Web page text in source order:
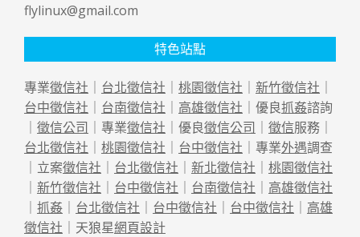
flylinux@gmail.com
特色站點
專業徵信社 ｜ 台北徵信社 ｜ 桃園徵信社 ｜ 新竹徵信社 ｜
台中徵信社 ｜ 台南徵信社 ｜ 高雄徵信社 ｜優良抓姦諮詢
｜ 徵信公司 ｜專業徵信社 ｜優良徵信公司 ｜ 徵信服務｜
台北徵信社 ｜ 桃園徵信社 ｜ 台中徵信社 ｜專業外遇調查
｜立案徵信社 ｜ 台北徵信社 ｜ 新北徵信社 ｜ 桃園徵信社
｜ 新竹徵信社 ｜ 台中徵信社 ｜ 台南徵信社 ｜ 高雄徵信社
｜ 抓姦 ｜ 台北徵信社 ｜ 台中徵信社 ｜ 台中徵信社 ｜ 高雄
徵信社 ｜天狼星網頁設計